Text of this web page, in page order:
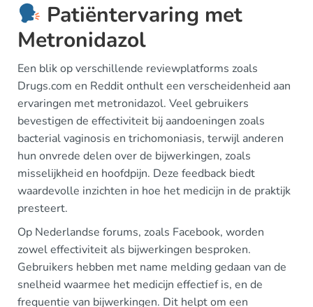
Patiëntervaring met
Metronidazol
Een blik op verschillende reviewplatforms zoals
Drugs.com en Reddit onthult een verscheidenheid aan
ervaringen met metronidazol. Veel gebruikers
bevestigen de effectiviteit bij aandoeningen zoals
bacterial vaginosis en trichomoniasis, terwijl anderen
hun onvrede delen over de bijwerkingen, zoals
misselijkheid en hoofdpijn. Deze feedback biedt
waardevolle inzichten in hoe het medicijn in de praktijk
presteert.
Op Nederlandse forums, zoals Facebook, worden
zowel effectiviteit als bijwerkingen besproken.
Gebruikers hebben met name melding gedaan van de
snelheid waarmee het medicijn effectief is, en de
frequentie van bijwerkingen. Dit helpt om een